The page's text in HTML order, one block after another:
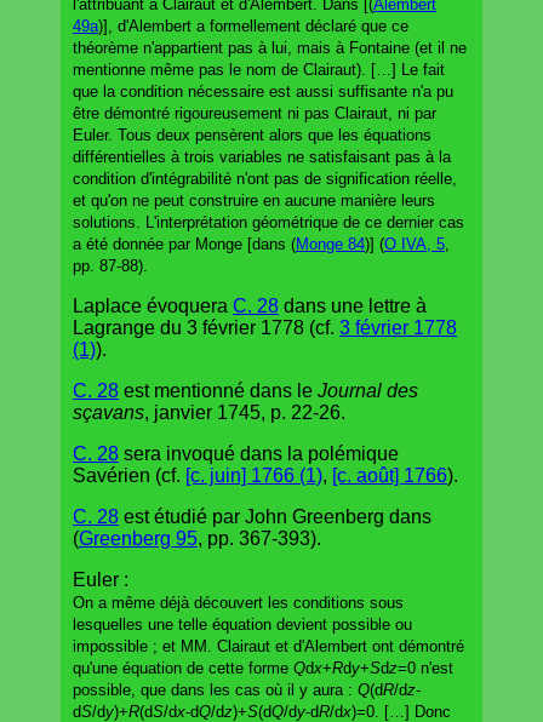
l'attribuant à Clairaut et d'Alembert. Dans [(Alembert
49a)], d'Alembert a formellement déclaré que ce
théorème n'appartient pas à lui, mais à Fontaine (et il ne
mentionne même pas le nom de Clairaut). […] Le fait
que la condition nécessaire est aussi suffisante n'a pu
être démontré rigoureusement ni pas Clairaut, ni par
Euler. Tous deux pensèrent alors que les équations
différentielles à trois variables ne satisfaisant pas à la
condition d'intégrabilité n'ont pas de signification réelle,
et qu'on ne peut construire en aucune manière leurs
solutions. L'interprétation géométrique de ce dernier cas
a été donnée par Monge [dans (Monge 84)] (O IVA, 5
pp. 87-88).
Laplace évoquera C. 28 dans une lettre à
Lagrange du 3 février 1778 (cf. 3 février 1778
(1)).
C. 28 est mentionné dans le Journal des
sçavans, janvier 1745, p. 22-26.
C. 28 sera invoqué dans la polémique
Savérien (cf. [c. juin] 1766 (1), [c. août] 1766).
C. 28 est étudié par John Greenberg dans
(Greenberg 95, pp. 367-393).
Euler :
On a même déjà découvert les conditions sous
lesquelles une telle équation devient possible ou
impossible ; et MM. Clairaut et d'Alembert ont démontré
qu'une équation de cette forme Qdx+Rdy+Sdz=0 n'est
possible, que dans les cas où il y aura : Q(dR/dz-
dS/dy)+R(dS/dx-dQ/dz)+S(dQ/dy-dR/dx)=0. […] Donc